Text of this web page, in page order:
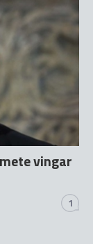
vingar
1